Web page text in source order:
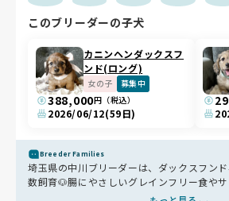
このブリーダーの子犬
カニンヘンダックスフ
ンド(ロング)
女の子 募集中
388,000円（税込）
2026/06/12(59日)
Breeder Families
埼玉県の中川ブリーダーは、ダックスフン
数飼育🐶腸にやさしいグレインフリー食や
の出産回数も控えめに✨子犬は兄弟犬や成